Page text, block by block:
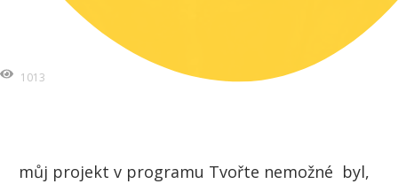
1013
můj projekt v programu Tvořte nemožné byl,